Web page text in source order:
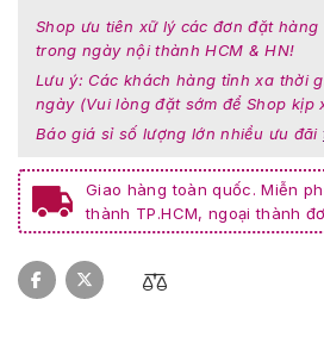
Shop ưu tiên xữ lý các đơn đặt
trong ngày nội thành HCM & HN!
Lưu ý: Các khách hàng tỉnh xa thời
ngày (Vui lòng đặt sớm để Shop kịp
Báo giá sỉ số lượng lớn nhiều ưu đãi
Giao hàng toàn quốc. Miễn
thành TP.HCM, ngoại thành